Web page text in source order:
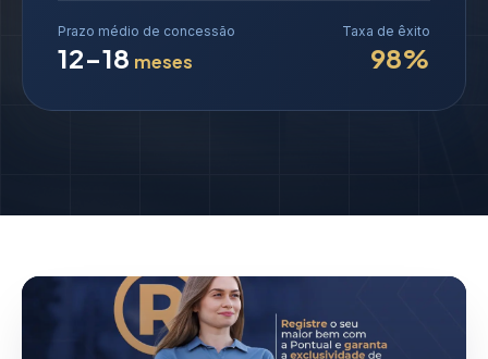
Prazo médio de concessão
12-18 meses
Taxa de êxito
98%